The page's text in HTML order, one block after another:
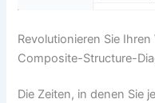
Revolutionieren Sie
Composite-Structure-
Die Zeiten, in denen Sie